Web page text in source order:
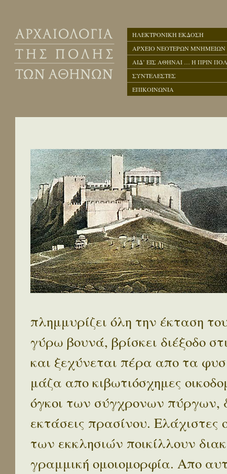
ΗΛΕΚΤΡΟΝΙΚΗ ΕΚΔΟΣΗ
ΑΡΧΕΙΟ ΝΕΟΤΕΡΩΝ ΜΝΗΜΕΙΩΝ
ΑΙΔ’ ΕΙΣ ΑΘΗΝΑΙ … Η ΠΡΙΝ
ΣΥΝΤΕΛΕΣΤΕΣ
ΕΠΙΚΟΙΝΩΝΙΑ
πλημμυρίζει όλη την έκταση
γύρω βουνά, βρίσκει διέξοδο
και ξεχύνεται πέρα απο τα
μάζα απο κιβωτιόσχημες
όγκοι των σύγχρονων πύργων,
εκτάσεις πρασίνου.
των εκκλησιών ποικίλλουν
γραμμική ομοιομορφία. Απο